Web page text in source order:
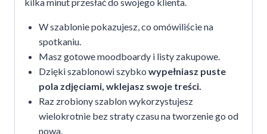
W szablonie pokazujesz, co omówiliście na
spotkaniu.
Masz gotowe moodboardy i listy zakupowe.
Dzięki szablonowi szybko wypełniasz puste
pola zdjęciami, wklejasz swoje treści.
Raz zrobiony szablon wykorzystujesz
wielokrotnie bez straty czasu na tworzenie go od
nowa.